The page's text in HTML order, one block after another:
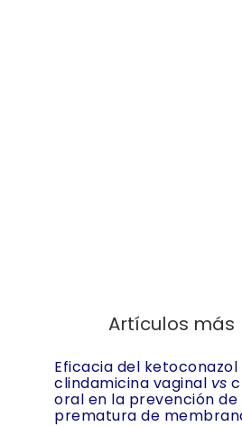
Artículos más
Eficacia del ketoconazol
clindamicina vaginal vs
oral en la prevención
prematura de